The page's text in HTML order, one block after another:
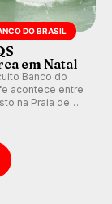
DO BRASIL
em Natal
Banco do
acontece entre
na Praia de
disputas
corrida por
Series.